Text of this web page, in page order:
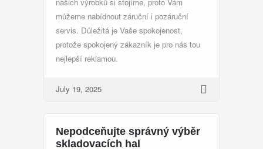
můžeme nabídnout záruční i pozáruční
servis. Důležitá je Vaše spokojenost,
protože spokojený zákazník je pro nás tou
nejlepší reklamou.
July 19, 2025
Nepodceňujte správný výběr
skladovacích hal